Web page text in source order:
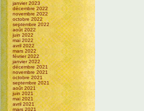
janvier 2023
décembre 2022
novembre 2022
octobre 2022
septembre 2022
août 2022
juin 2022
mai 2022
avril 2022
mars 2022
février 2022
janvier 2022
décembre 2021
novembre 2021
octobre 2021
septembre 2021
août 2021
juin 2021
mai 2021
avril 2021
mars 2021